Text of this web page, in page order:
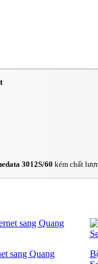
3012S/60 kém chất
sang Quang